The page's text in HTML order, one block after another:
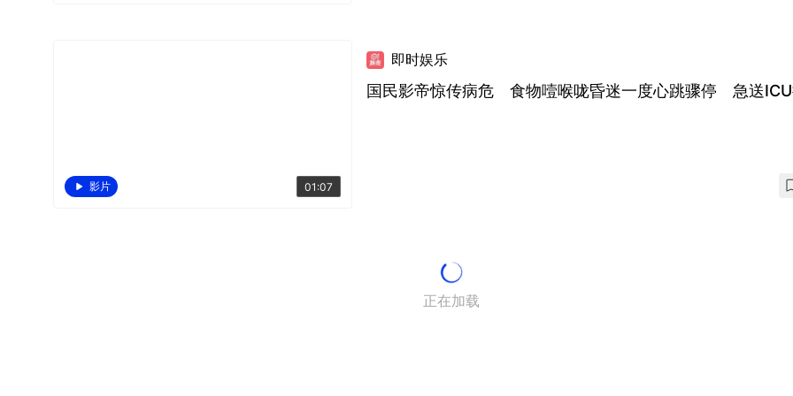
影片 01:07
即时娱乐
国民影帝惊传病危 食物噎喉咙昏迷一度心跳骤停 急送
正在加载